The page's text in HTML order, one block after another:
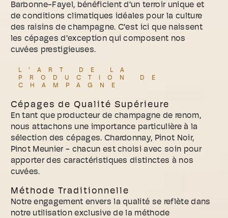
Barbonne-Fayel, bénéficient d'un terroir unique et
de conditions climatiques idéales pour la culture
des raisins de champagne. C'est ici que naissent
les cépages d'exception qui composent nos
cuvées prestigieuses.
L'ART DE LA
PRODUCTION DE
CHAMPAGNE
Cépages de Qualité Supérieure
En tant que producteur de champagne de renom,
nous attachons une importance particulière à la
sélection des cépages. Chardonnay, Pinot Noir,
Pinot Meunier - chacun est choisi avec soin pour
apporter des caractéristiques distinctes à nos
cuvées.
Méthode Traditionnelle
Notre engagement envers la qualité se reflète dans
notre utilisation exclusive de la méthode